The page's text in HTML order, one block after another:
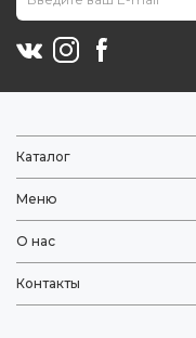
Каталог
Меню
О нас
Контакты